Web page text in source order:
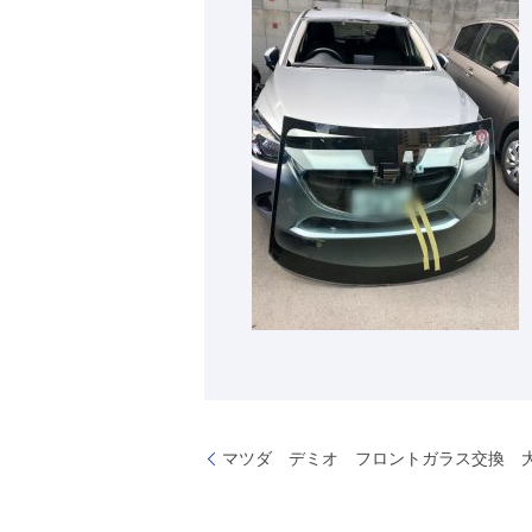
マツダ デミオ フロントガラス交換